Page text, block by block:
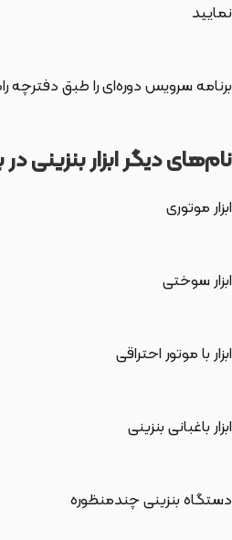
نمایید
برنامه سرویس دوره‌ای را طبق دفترچه
نام‌های دیگر ابزار بنزینی در
ابزار موتوری
ابزار سوختی
ابزار با موتور احتراقی
ابزار باغبانی بنزینی
دستگاه بنزینی چندمنظوره